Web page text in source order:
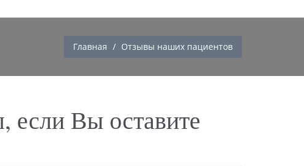
Главная Отзывы наших пациентов
Вы оставите